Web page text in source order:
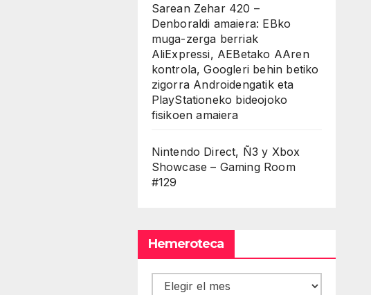
Sarean Zehar 420 –
Denboraldi amaiera: EBko
muga-zerga berriak
AliExpressi, AEBetako AAren
kontrola, Googleri behin betiko
zigorra Androidengatik eta
PlayStationeko bideojoko
fisikoen amaiera
Nintendo Direct, Ñ3 y Xbox
Showcase – Gaming Room
#129
Hemeroteca
Hemeroteca